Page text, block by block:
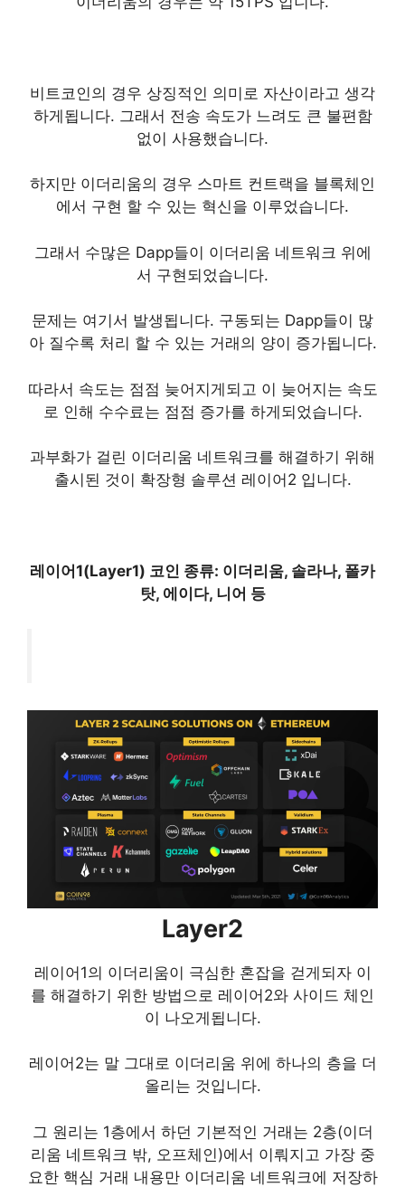
비트코인의 경우 상징적인 의미로 자산이라고 생각
하게됩니다. 그래서 전송 속도가 느려도 큰 불편함
없이 사용했습니다.
하지만 이더리움의 경우 스마트 컨트랙을 블록체인
에서 구현 할 수 있는 혁신을 이루었습니다.
그래서 수많은 Dapp들이 이더리움 네트워크 위에
서 구현되었습니다.
문제는 여기서 발생됩니다. 구동되는 Dapp들이 많
아 질수록 처리 할 수 있는 거래의 양이 증가됩니다.
따라서 속도는 점점 늦어지게되고 이 늦어지는 속도
로 인해 수수료는 점점 증가를 하게되었습니다.
과부화가 걸린 이더리움 네트워크를 해결하기 위해
출시된 것이 확장형 솔루션 레이어2 입니다.
레이어1(Layer1) 코인 종류: 이더리움, 솔라나, 폴카
탓, 에이다, 니어 등
Layer2
레이어1의 이더리움이 극심한 혼잡을 걷게되자 이
를 해결하기 위한 방법으로 레이어2와 사이드 체인
이 나오게됩니다.
레이어2는 말 그대로 이더리움 위에 하나의 층을 더
올리는 것입니다.
그 원리는 1층에서 하던 기본적인 거래는 2층(이더
리움 네트워크 밖, 오프체인)에서 이뤄지고 가장 중
요한 핵심 거래 내용만 이더리움 네트워크에 저장하